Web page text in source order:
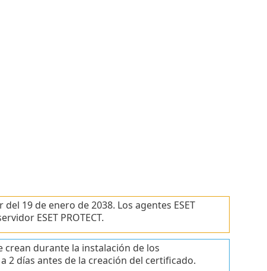
19 de enero de 2038. Los agentes ESET
ESET PROTECT.
durante la instalación de los
2 días antes de la creación del certificado.